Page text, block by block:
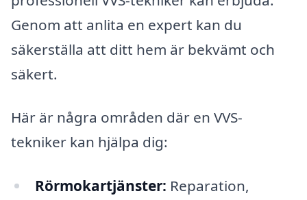
Genom att anlita en expert kan du
säkerställa att ditt hem är bekvämt och
säkert.
Här är några områden där en VVS-
tekniker kan hjälpa dig:
Rörmokartjänster: Reparation,